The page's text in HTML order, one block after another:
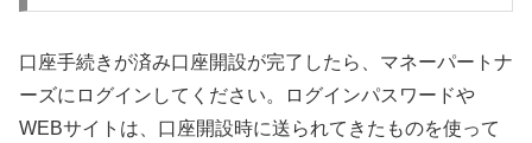
口座手続きが済み口座開設が完了したら、マネーパートナ
ーズにログインしてください。ログインパスワードや
WEBサイトは、口座開設時に送られてきたものを使って